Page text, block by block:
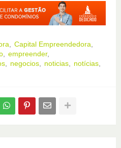
Capital Empreendedora
empreender
negocios noticias
notícias